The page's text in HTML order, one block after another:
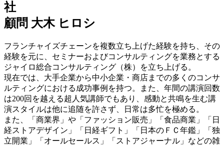
社
顧問 大木 ヒロシ
フランチャイズチェーンを複数立ち上げた経験を持ち、その
経験を元に、セミナーおよびコンサルティングを業務とする
ジャイロ総合コンサルティング（株）を立ち上げる。
現在では、大手企業から中小企業・商店までの多くのコンサ
ルティングにおける成功事例を持つ。また、年間の講演回数
は200回を越える超人気講師でもあり、感動と共鳴を生む講
演スタイルは他に追随を許さず、日常は多忙を極める。
また、「商業界」や「ファッション販売」「食品商業」「日
経ストアデザイン」「日経ギフト」「日本のＦＣ年鑑」「独
立開業」「オールセールス」「ストアジャーナル」などの雑